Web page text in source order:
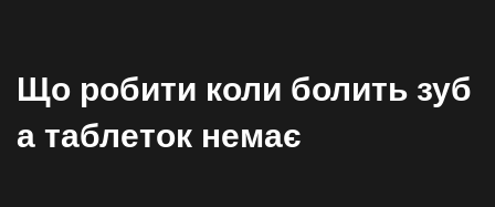
Що робити коли болить зуб
а таблеток немає